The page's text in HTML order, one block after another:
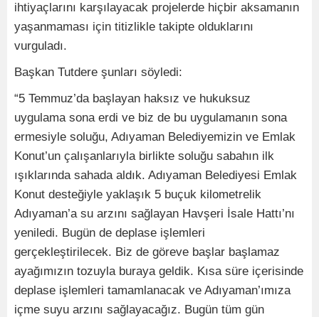
ihtiyaçlarını karşılayacak projelerde hiçbir aksamanın
yaşanmaması için titizlikle takipte olduklarını
vurguladı.
Başkan Tutdere şunları söyledi:
“5 Temmuz’da başlayan haksız ve hukuksuz
uygulama sona erdi ve biz de bu uygulamanın sona
ermesiyle soluğu, Adıyaman Belediyemizin ve Emlak
Konut’un çalışanlarıyla birlikte soluğu sabahın ilk
ışıklarında sahada aldık. Adıyaman Belediyesi Emlak
Konut desteğiyle yaklaşık 5 buçuk kilometrelik
Adıyaman’a su arzını sağlayan Havşeri İsale Hattı’nı
yeniledi. Bugün de deplase işlemleri
gerçekleştirilecek. Biz de göreve başlar başlamaz
ayağımızın tozuyla buraya geldik. Kısa süre içerisinde
deplase işlemleri tamamlanacak ve Adıyaman’ımıza
içme suyu arzını sağlayacağız. Bugün tüm gün